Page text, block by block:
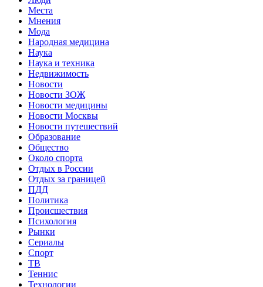
Места
Мнения
Мода
Народная медицина
Наука
Наука и техника
Недвижимость
Новости
Новости ЗОЖ
Новости медицины
Новости Москвы
Новости путешествий
Образование
Общество
Около спорта
Отдых в России
Отдых за границей
ПДД
Политика
Происшествия
Психология
Рынки
Сериалы
Спорт
ТВ
Теннис
Технологии